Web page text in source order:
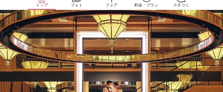
トップ フォト フェア 料金・プラン クチコミ